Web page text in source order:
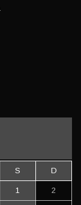
S D
1 2